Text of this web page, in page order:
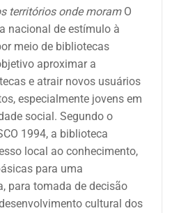
territórios onde moramO
nacional de estímulo à
meio de bibliotecas
aproximar a
e atrair novos usuários
especialmente jovens em
social. Segundo o
1994, a biblioteca
local ao conhecimento,
para uma
para tomada de decisão
cultural dos